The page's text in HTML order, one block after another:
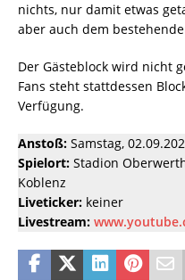
nichts, nur damit etwas
aber auch dem
Der Gästeblock wird nicht
Fans steht stattdessen
Verfügung.
Anstoß: Samstag,
Spielort: Stadion
Koblenz
Liveticker: keiner
Livestream: